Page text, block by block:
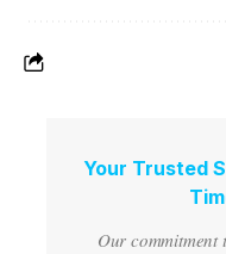
Your Trusted
Our